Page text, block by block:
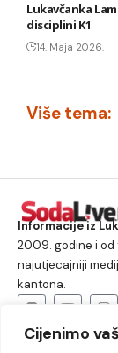
Cijenimo
Lukavčanka
disciplini K1
14. Maja 2026.
Više tema:
Informacije iz
2009. godine i od
najutjecajniji
kantona.